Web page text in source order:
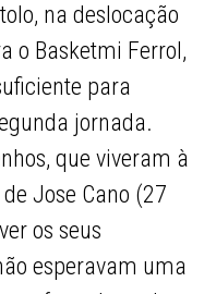
na deslocação
o Basketmi Ferrol,
para
jornada.
que viveram à
Jose Cano (27
os seus
esperavam uma